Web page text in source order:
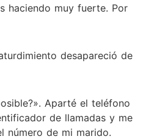
haciendo muy fuerte. Por
desapareció de
Aparté el teléfono
de llamadas y me
número de mi marido.